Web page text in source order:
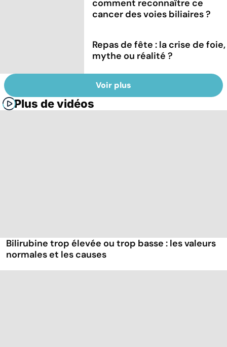
comment reconnaître ce
cancer des voies biliaires ?
Repas de fête : la crise de foie,
mythe ou réalité ?
Voir plus
Plus de vidéos
Bilirubine trop élevée ou trop basse : les valeurs
normales et les causes